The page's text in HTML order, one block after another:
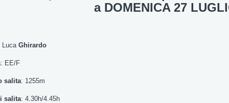
a DOMENICA 27
LucaGhirardo
: EE/F
salita: 1255m
salita: 4.30h/4.45h